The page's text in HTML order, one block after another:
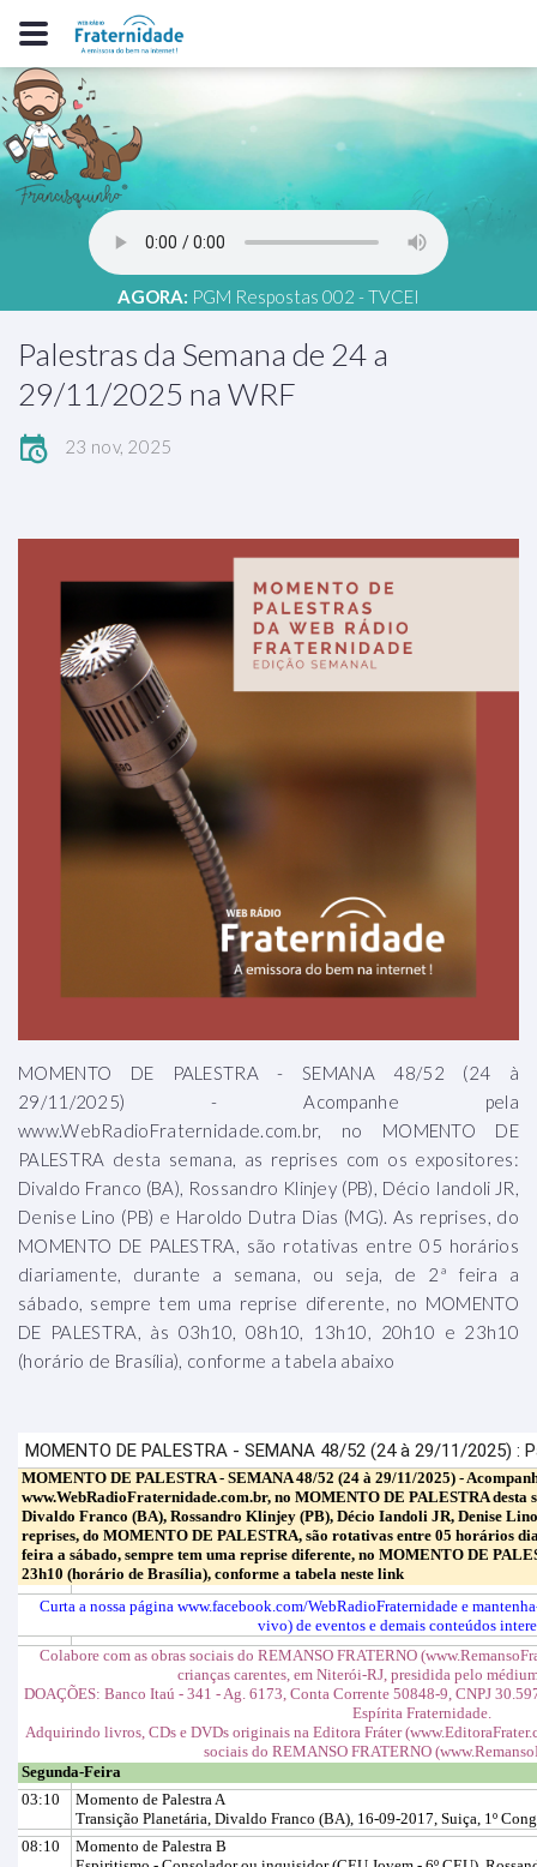
AGORA: PGM Respostas 002 - TVCEI
Palestras da Semana de 24 a
29/11/2025 na WRF
23 nov, 2025
MOMENTO DE PALESTRA - SEMANA 48/52 (24 à
29/11/2025) - Acompanhe pela
www.WebRadioFraternidade.com.br, no MOMENTO DE
PALESTRA desta semana, as reprises com os expositores:
Divaldo Franco (BA), Rossandro Klinjey (PB), Décio Iandoli JR,
Denise Lino (PB) e Haroldo Dutra Dias (MG). As reprises, do
MOMENTO DE PALESTRA, são rotativas entre 05 horários
diariamente, durante a semana, ou seja, de 2ª feira a
sábado, sempre tem uma reprise diferente, no MOMENTO
DE PALESTRA, às 03h10, 08h10, 13h10, 20h10 e 23h10
(horário de Brasília), conforme a tabela abaixo